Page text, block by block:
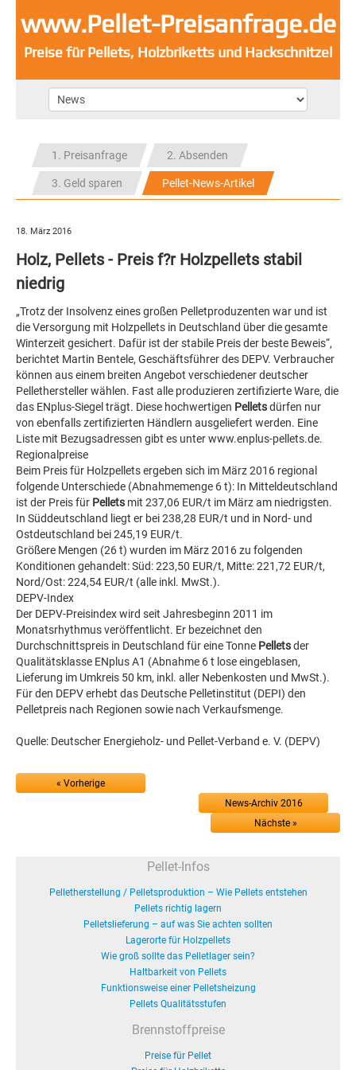
www.Pellet-Preisanfrage.de
Preise für Pellets, Holzbriketts und Hackschnitzel
1. Preisanfrage 2. Absenden
3. Geld sparen Pellet-News-Artikel
18. März 2016
Holz, Pellets - Preis f?r Holzpellets stabil
niedrig
„Trotz der Insolvenz eines großen Pelletproduzenten war und ist
die Versorgung mit Holzpellets in Deutschland über die gesamte
Winterzeit gesichert. Dafür ist der stabile Preis der beste Beweis“,
berichtet Martin Bentele, Geschäftsführer des DEPV. Verbraucher
können aus einem breiten Angebot verschiedener deutscher
Pellethersteller wählen. Fast alle produzieren zertifizierte Ware, die
das ENplus-Siegel trägt. Diese hochwertigen Pelletsdürfen nur
von ebenfalls zertifizierten Händlern ausgeliefert werden. Eine
Liste mit Bezugsadressen gibt es unter www.enplus-pellets.de.
Regionalpreise
Beim Preis für Holzpellets ergeben sich im März 2016 regional
folgende Unterschiede (Abnahmemenge 6 t): In Mitteldeutschland
ist der Preis für Pellets mit 237,06 EUR/t im März am niedrigsten.
In Süddeutschland liegt er bei 238,28 EUR/t und in Nord- und
Ostdeutschland bei 245,19 EUR/t.
Größere Mengen (26 t) wurden im März 2016 zu folgenden
Konditionen gehandelt: Süd: 223,50 EUR/t, Mitte: 221,72 EUR/t,
Nord/Ost: 224,54 EUR/t (alle inkl. MwSt.).
DEPV-Index
Der DEPV-Preisindex wird seit Jahresbeginn 2011 im
Monatsrhythmus veröffentlicht. Er bezeichnet den
Durchschnittspreis in Deutschland für eine Tonne Pelletsder
Qualitätsklasse ENplus A1 (Abnahme 6 t lose eingeblasen,
Lieferung im Umkreis 50 km, inkl. aller Nebenkosten und MwSt.).
Für den DEPV erhebt das Deutsche Pelletinstitut (DEPI) den
Pelletpreis nach Regionen sowie nach Verkaufsmenge.
Quelle: Deutscher Energieholz- und Pellet-Verband e. V. (DEPV)
« Vorherige
News-Archiv 2016
Nächste »
Pellet-Infos
Pelletherstellung / Pelletsproduktion – Wie Pellets entstehen
Pellets richtig lagern
Pelletslieferung – auf was Sie achten sollten
Lagerorte für Holzpellets
Wie groß sollte das Pelletlager sein?
Haltbarkeit von Pellets
Funktionsweise einer Pelletsheizung
Pellets Qualitätsstufen
Brennstoffpreise
Preise für Pellet